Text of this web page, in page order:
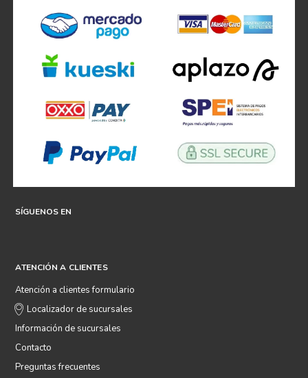
SÍGUENOS EN
ATENCIÓN A CLIENTES
Atención a clientes formulario
Localizador de sucursales
Información de sucursales
Contacto
Preguntas frecuentes